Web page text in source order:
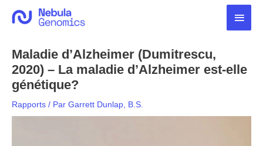
Maladie d’Alzheimer (Dumitrescu,
2020) – La maladie d’Alzheimer est-elle
génétique?
Rapports / Par Garrett Dunlap, B.S.